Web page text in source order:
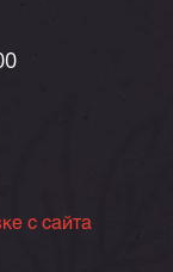
с сайта